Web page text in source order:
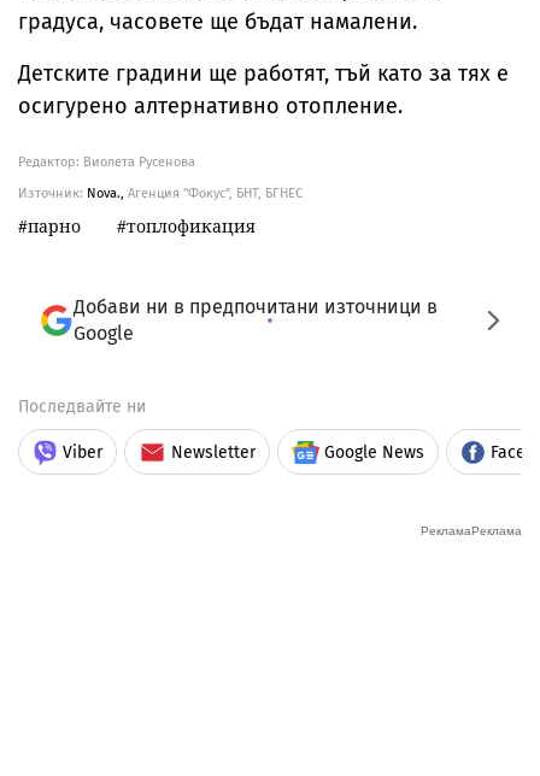
градуса, часовете ще бъдат намалени.
Детските градини ще работят, тъй като за тях е
осигурено алтернативно отопление.
Редактор: Виолета Русенова
Източник: Nova., Агенция "Фокус", БНТ, БГНЕС
парно топлофикация
Добави ни в предпочитани източници в
Google
Последвайте ни
Viber Newsletter Google News